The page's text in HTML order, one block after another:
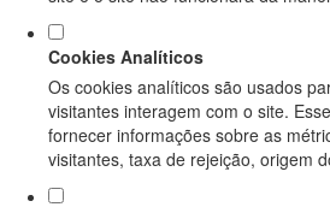
Cookies Analíticos
Os cookies analíticos são usados
visitantes interagem com o site.
fornecer informações sobre as
visitantes, taxa de rejeição, origem